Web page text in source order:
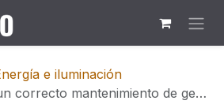
e iluminación
mantenimiento de generadores eléctricos?